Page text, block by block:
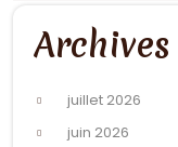
Archives
juillet 2026
juin 2026